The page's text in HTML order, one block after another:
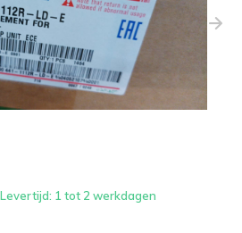
1 tot 2 werkdagen